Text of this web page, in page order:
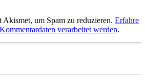
Akismet, um Spam zu reduzieren. Erfahre
verarbeitet werden.